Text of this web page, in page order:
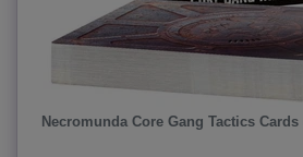
Necromunda Core Gang Tactics